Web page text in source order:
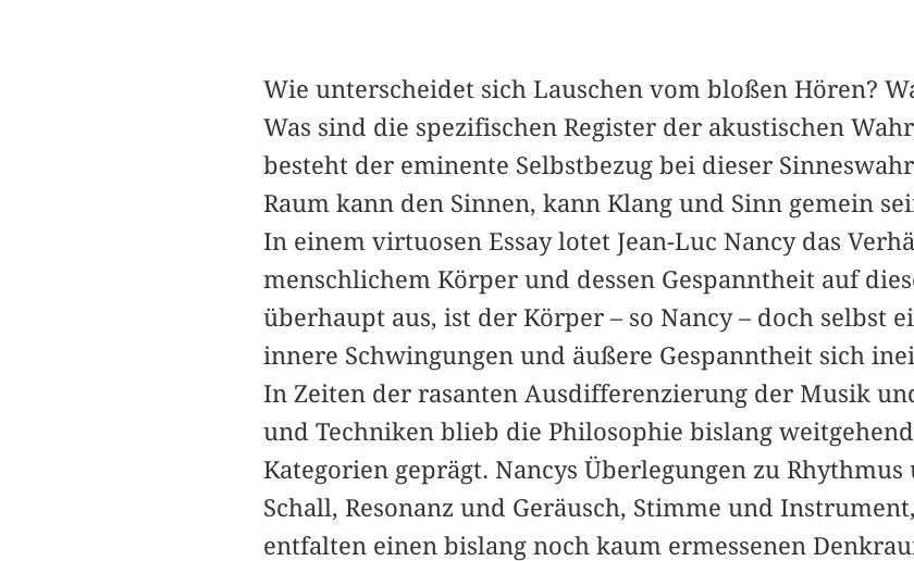
Wie unterscheidet sich Lauschen vom bloßen Hören?
Was sind die spezifischen Register der akustischen
besteht der eminente Selbstbezug bei dieser
Raum kann den Sinnen, kann Klang und Sinn gemein
In einem virtuosen Essay lotet Jean-Luc Nancy das
menschlichem Körper und dessen Gespanntheit auf
überhaupt aus, ist der Körper – so Nancy – doch selbst
innere Schwingungen und äußere Gespanntheit sich
In Zeiten der rasanten Ausdifferenzierung der Musik
und Techniken blieb die Philosophie bislang
Kategorien geprägt. Nancys Überlegungen zu
Schall, Resonanz und Geräusch, Stimme und
entfalten einen bislang noch kaum ermessenen